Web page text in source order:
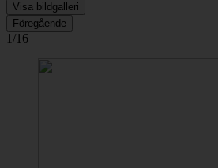
Visa bildgalleri
Föregående
1/16